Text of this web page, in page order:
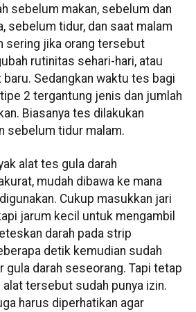
sebelum makan, sebelum dan
sebelum tidur, dan saat malam
sering jika orang tersebut
rutinitas sehari-hari, atau
Sedangkan waktu tes bagi
2 tergantung jenis dan jumlah
Biasanya tes dilakukan
sebelum tidur malam.
alat tes gula darah
mudah dibawa ke mana
Cukup masukkan jari
jarum kecil untuk mengambil
darah pada strip
detik kemudian sudah
gula darah seseorang. Tapi tetap
tersebut sudah punya izin.
harus diperhatikan agar